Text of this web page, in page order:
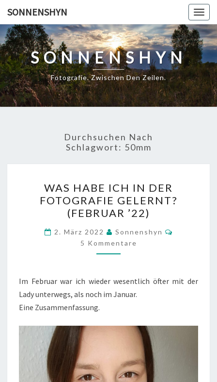
content
SONNENSHYN
SONNENSHYN
Fotografie. Zwischen Den Zeilen.
Durchsuchen Nach
Schlagwort: 50mm
HABE
ICH
IN
DER
FOTOGRAFIE
GELERNT?
’22)
WAS HABE ICH IN DER
FOTOGRAFIE GELERNT?
(FEBRUAR ’22)
2. März 2022 Sonnenshyn
5 Kommentare
Im Februar war ich wieder wesentlich öfter mit der
Lady unterwegs, als noch im Januar.
Eine Zusammenfassung.